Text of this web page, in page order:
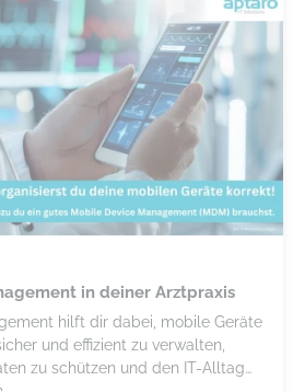
in deiner Arztpraxis
hilft dir dabei, mobile Geräte
und effizient zu verwalten,
zu schützen und den IT-Alltag